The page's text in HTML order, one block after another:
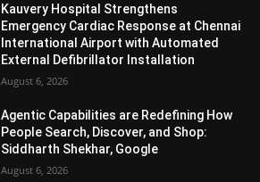
Kauvery Hospital Strengthens
Emergency Cardiac Response at Chennai
International Airport with Automated
External Defibrillator Installation
August 6, 2026
Agentic Capabilities are Redefining How
People Search, Discover, and Shop:
Siddharth Shekhar, Google
August 6, 2026